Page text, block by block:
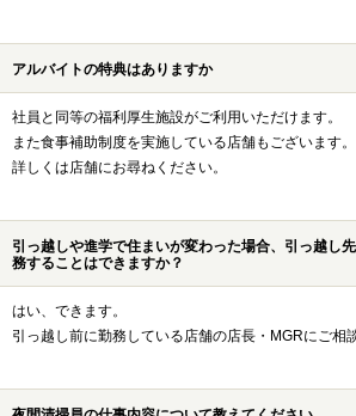
アルバイトの特典はありますか
社員と同等の福利厚生施設がご利用いただけます。
また食事補助制度を実施している店舗もございます。
詳しくは店舗にお尋ねください。
引っ越しや進学で住まいが変わった場合、引っ越し
務することはできますか？
はい、できます。
引っ越し前に勤務している店舗の店長・MGRにご相